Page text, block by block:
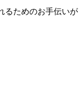
るためのお手伝いが